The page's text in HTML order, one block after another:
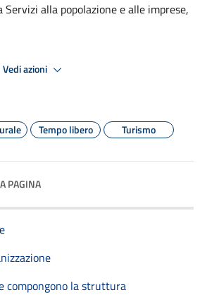
Servizi alla popolazione e alle imprese,
Vedi azioni
Tempo libero Turismo
PAGINA
compongono la struttura